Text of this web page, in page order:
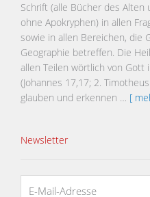
Schrift (alle Bücher des Alten
ohne Apokryphen) in allen
sowie in allen Bereichen, die
Geographie betreffen. Die
allen Teilen wörtlich von
(Johannes 17,17; 2.
glauben und erkennen … [
Newsletter